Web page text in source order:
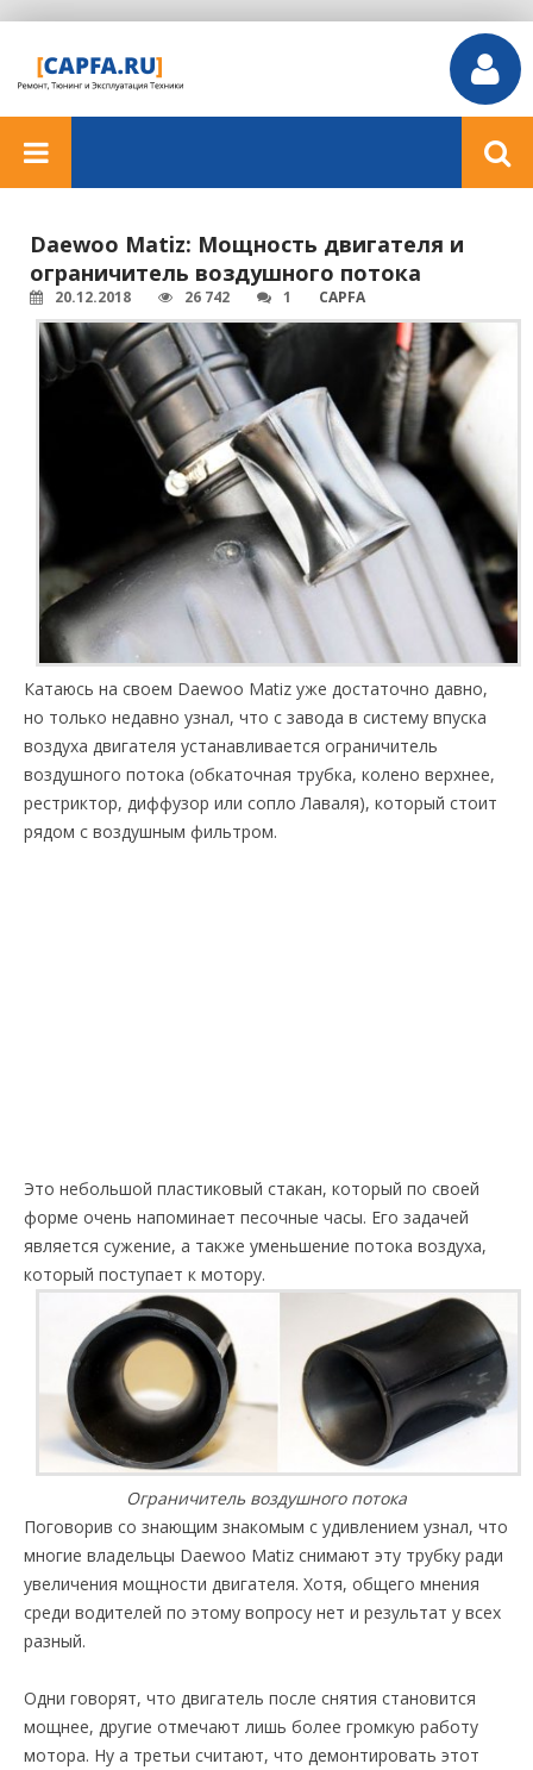
Daewoo Matiz: Мощность двигателя и
ограничитель воздушного потока
20.12.2018 26 742 1 CAPFA
Катаюсь на своем Daewoo Matiz уже достаточно давно,
но только недавно узнал, что с завода в систему впуска
воздуха двигателя устанавливается ограничитель
воздушного потока (обкаточная трубка, колено верхнее,
рестриктор, диффузор или сопло Лаваля), который стоит
рядом с воздушным фильтром.
Это небольшой пластиковый стакан, который по своей
форме очень напоминает песочные часы. Его задачей
является сужение, а также уменьшение потока воздуха,
который поступает к мотору.
Ограничитель воздушного потока
Поговорив со знающим знакомым с удивлением узнал, что
многие владельцы Daewoo Matiz снимают эту трубку ради
увеличения мощности двигателя. Хотя, общего мнения
среди водителей по этому вопросу нет и результат у всех
разный.
Одни говорят, что двигатель после снятия становится
мощнее, другие отмечают лишь более громкую работу
мотора. Ну а третьи считают, что демонтировать этот